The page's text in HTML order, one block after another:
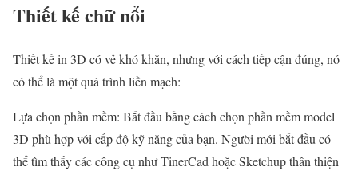
Thiết kế chữ nổi
Thiết kế in 3D có vẻ khó khăn, nhưng với cách tiếp cận đúng, nó
có thể là một quá trình liền mạch:
Lựa chọn phần mềm: Bắt đầu bằng cách chọn phần mềm model
3D phù hợp với cấp độ kỹ năng của bạn. Người mới bắt đầu có
thể tìm thấy các công cụ như TinerCad hoặc Sketchup thân thiện